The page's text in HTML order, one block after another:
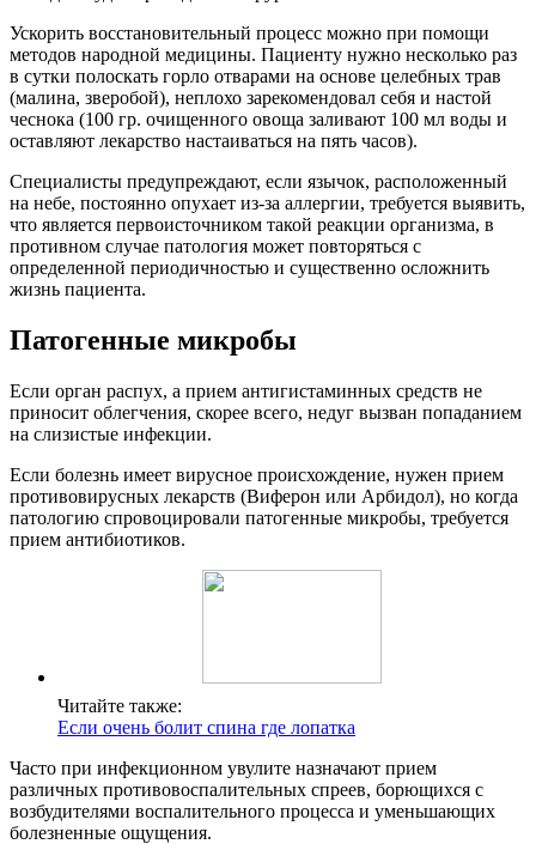
Ускорить восстановительный процесс можно при помощи
методов народной медицины. Пациенту нужно несколько раз
в сутки полоскать горло отварами на основе целебных трав
(малина, зверобой), неплохо зарекомендовал себя и настой
чеснока (100 гр. очищенного овоща заливают 100 мл воды и
оставляют лекарство настаиваться на пять часов).
Специалисты предупреждают, если язычок, расположенный
на небе, постоянно опухает из-за аллергии, требуется выявить,
что является первоисточником такой реакции организма, в
противном случае патология может повторяться с
определенной периодичностью и существенно осложнить
жизнь пациента.
Патогенные микробы
Если орган распух, а прием антигистаминных средств не
приносит облегчения, скорее всего, недуг вызван попаданием
на слизистые инфекции.
Если болезнь имеет вирусное происхождение, нужен прием
противовирусных лекарств (Виферон или Арбидол), но когда
патологию спровоцировали патогенные микробы, требуется
прием антибиотиков.
Читайте также:
Если очень болит спина где лопатка
Часто при инфекционном увулите назначают прием
различных противовоспалительных спреев, борющихся с
возбудителями воспалительного процесса и уменьшающих
болезненные ощущения.